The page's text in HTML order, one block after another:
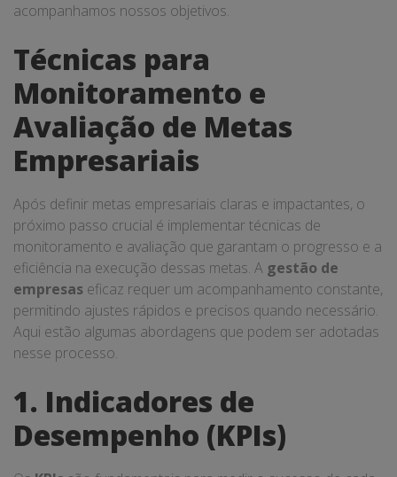
acompanhamos nossos objetivos.
Técnicas para
Monitoramento e
Avaliação de Metas
Empresariais
Após definir metas empresariais claras e impactantes, o
próximo passo crucial é implementar técnicas de
monitoramento e avaliação que garantam o progresso e a
eficiência na execução dessas metas. A gestão de
empresas eficaz requer um acompanhamento constante,
permitindo ajustes rápidos e precisos quando necessário.
Aqui estão algumas abordagens que podem ser adotadas
nesse processo.
1. Indicadores de
Desempenho (KPIs)